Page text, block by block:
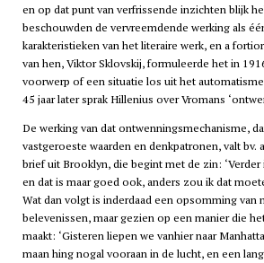
en op dat punt van verfrissende inzichten blijk
beschouwden de vervreemdende werking als
karakteristieken van het literaire werk, en a
van hen, Viktor Sklovskij, formuleerde het in
voorwerp of een situatie los uit het
45 jaar later sprak Hillenius over Vromans
De werking van dat ontwenningsmechanisme,
vastgeroeste waarden en denkpatronen, valt bv.
brief uit Brooklyn, die begint met de zin:
en dat is maar goed ook, anders zou ik dat
Wat dan volgt is inderdaad een opsomming van
belevenissen, maar gezien op een manier die
maakt: ‘Gisteren liepen we vanhier naar
maan hing nogal vooraan in de lucht, en een